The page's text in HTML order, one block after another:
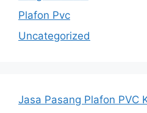
Plafon Pvc
Uncategorized
Jasa Pasang Plafon PVC